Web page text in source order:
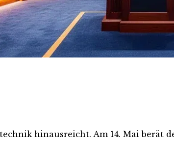
hinausreicht. Am 14. Mai berät